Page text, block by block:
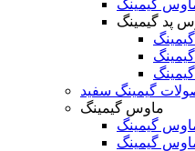
گیمینگ
پد گیمینگ
گیمینگ سفید
ماوس گیمینگ